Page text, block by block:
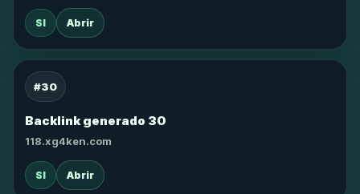
SI Abrir
#30
Backlink generado 30
118.xg4ken.com
SI Abrir